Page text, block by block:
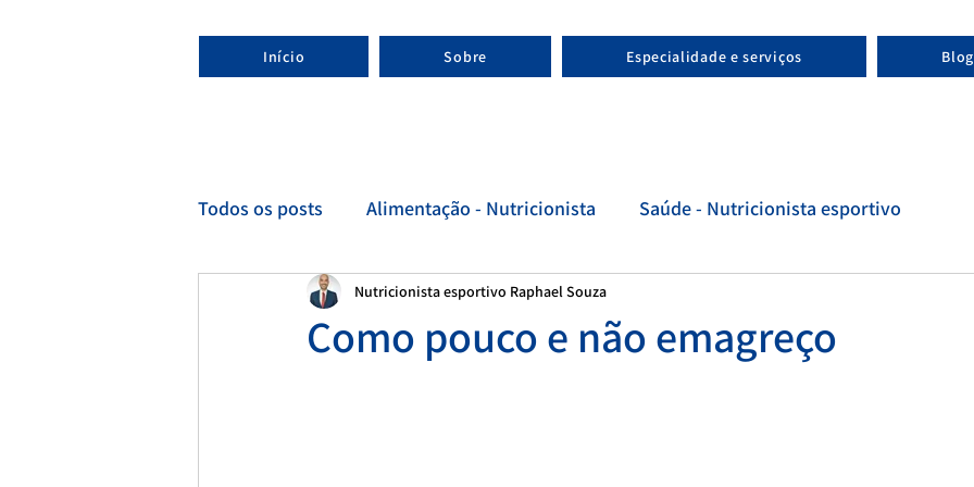
Início Sobre Especialidade e serviços Blog
Todos os posts Alimentação - Nutricionista Saúde - Nutricionista esportivo
Esporte - Nutricionista esportivo Evolução - Nutricionista esportivo
Como pouco e não emagreço
Nutricionista esportivo Raphael Souza